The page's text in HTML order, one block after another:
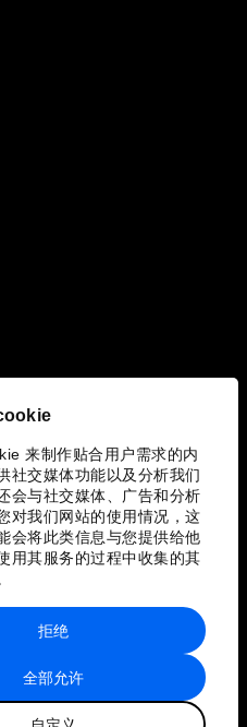
来制作贴合用户需求的内
社交媒体功能以及分析我们
会与社交媒体、广告和分析
对我们网站的使用情况，这
会将此类信息与您提供给他
用其服务的过程中收集的其
全部允许
拒绝
地图